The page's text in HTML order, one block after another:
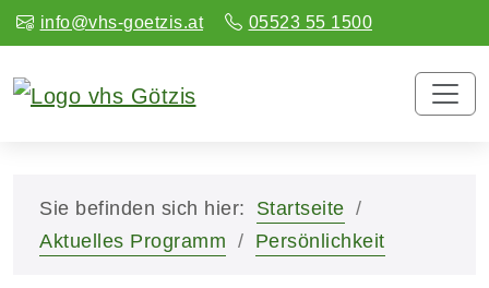
info@vhs-goetzis.at 05523 55 1500
Sie befinden sich hier:
Startseite
Aktuelles Programm
Persönlichkeit